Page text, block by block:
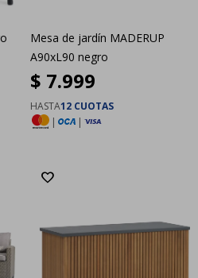
Mesa de jardín MADERUP
A90xL90 negro
$ 7.999
HASTA12 CUOTAS
|
|